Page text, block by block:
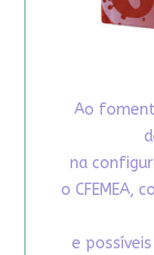
Ao
na
o CFEMEA,
e